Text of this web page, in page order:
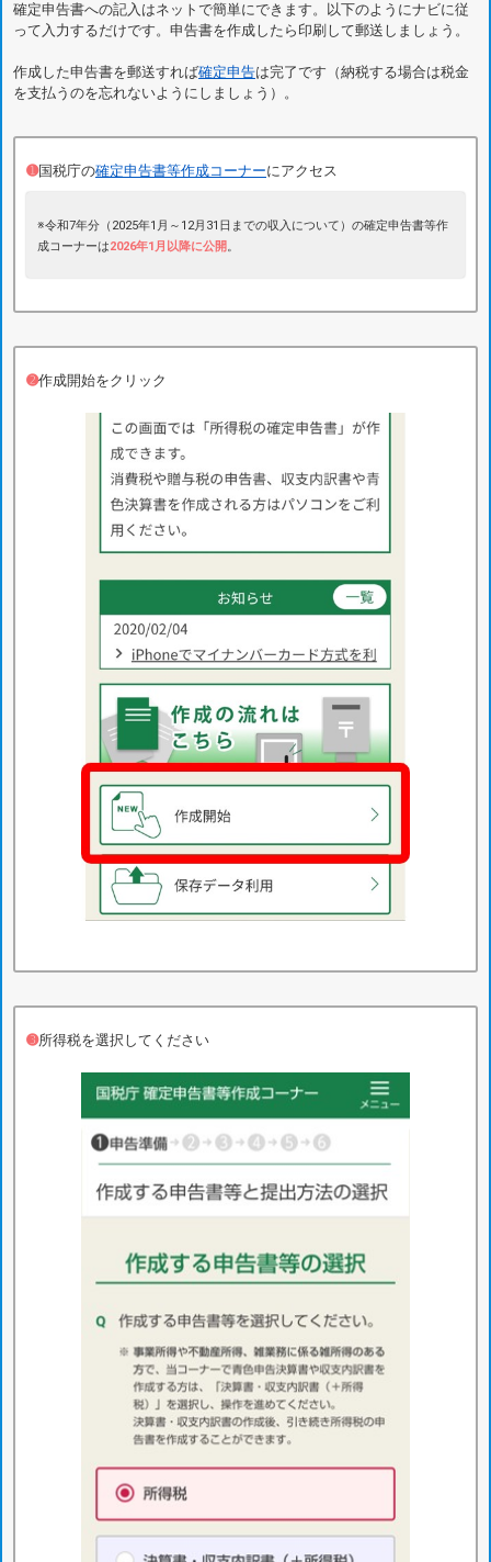
確定申告書への記入はネットで簡単にできます。以下のようにナビに従
って入力するだけです。申告書を作成したら印刷して郵送しましょう。
作成した申告書を郵送すれば確定申告は完了です（納税する場合は税金
を支払うのを忘れないようにしましょう）。
➊国税庁の確定申告書等作成コーナーにアクセス
※令和7年分（2025年1月～12月31日までの収入について）の確定申告書等作
成コーナーは2026年1月以降に公開。
➋作成開始をクリック
➌所得税を選択してください